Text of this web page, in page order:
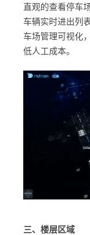
直观的查看停车
车辆实时进出列
车场管理可视化
低人工成本。
三、楼层区域